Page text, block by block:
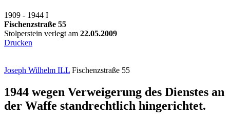
1909 - 1944 I
Fischenzstraße 55
Stolperstein verlegt am 22.05.2009
Drucken
Joseph Wilhelm ILL Fischenzstraße 55
1944 wegen Verweigerung des Dienstes an
der Waffe standrechtlich hingerichtet.